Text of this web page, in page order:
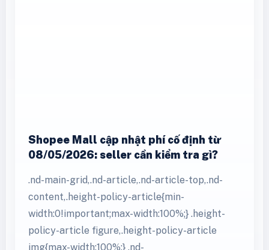
Shopee Mall cập nhật phí cố định từ
08/05/2026: seller cần kiểm tra gì?